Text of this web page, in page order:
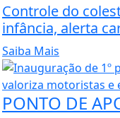
Controle do
infância, alerta
Saiba Mais
PONTO DE